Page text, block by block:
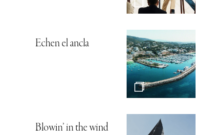
Echen el ancla
Blowin’ in the wind